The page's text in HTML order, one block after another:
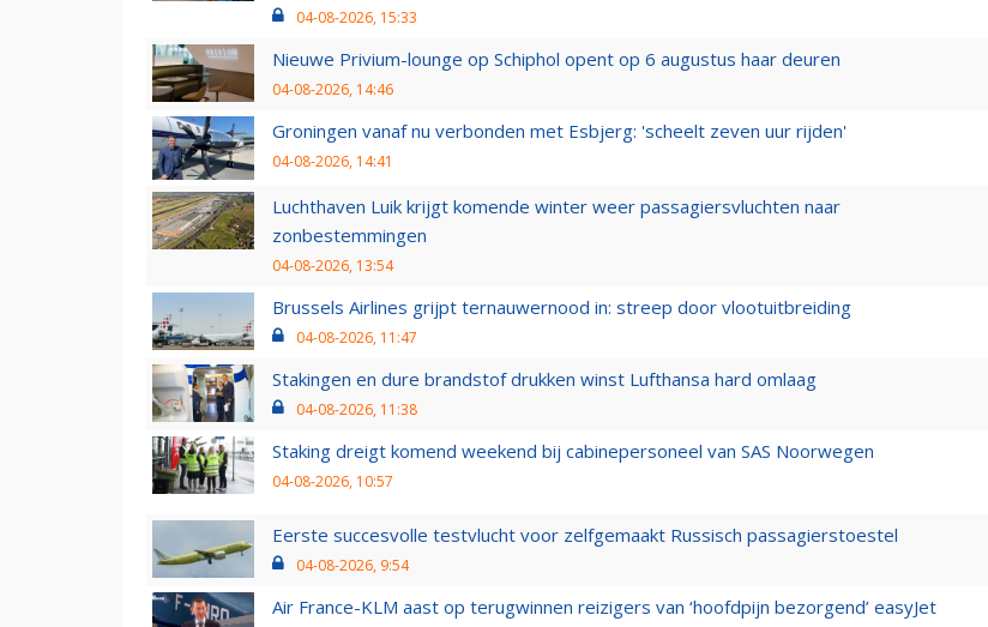
04-08-2026, 15:33
Nieuwe Privium-lounge op Schiphol opent op 6 augustus haar deuren
04-08-2026, 14:46
Groningen vanaf nu verbonden met Esbjerg: 'scheelt zeven uur rijden'
04-08-2026, 14:41
Luchthaven Luik krijgt komende winter weer passagiersvluchten naar
zonbestemmingen
04-08-2026, 13:54
Brussels Airlines grijpt ternauwernood in: streep door vlootuitbreiding
04-08-2026, 11:47
Stakingen en dure brandstof drukken winst Lufthansa hard omlaag
04-08-2026, 11:38
Staking dreigt komend weekend bij cabinepersoneel van SAS Noorwegen
04-08-2026, 10:57
Eerste succesvolle testvlucht voor zelfgemaakt Russisch passagierstoestel
04-08-2026, 9:54
Air France-KLM aast op terugwinnen reizigers van ‘hoofdpijn bezorgend’ easyJet